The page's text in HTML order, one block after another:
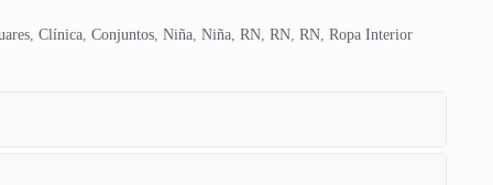
, Clínica, Conjuntos, Niña, Niña, RN, RN, RN, Ropa Interior